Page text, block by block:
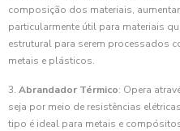
composição dos materiais,
particularmente útil para materiais
estrutural para serem processados
metais e plásticos.
3. Abrandador Térmico: Opera
seja por meio de resistências
tipo é ideal para metais e